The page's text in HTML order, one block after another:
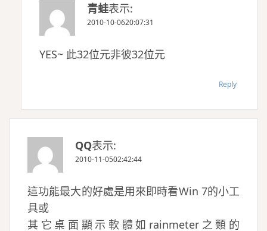
青蛙表示:
2010-10-0620:07:31
YES~ 此32位元非彼32位元
Reply
QQ表示:
2010-11-0502:42:44
這功能最大的好處是用來即時看Win 7的小工
具或
其它桌面顯示軟體如rainmeter之類的